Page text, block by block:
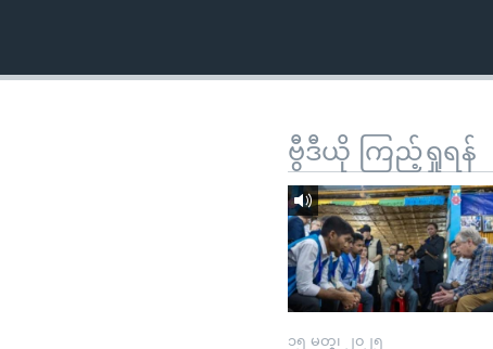
ကျော်
ဗွီဒီယို ကြည့်ရှုရန်
၁၅ မတ္၊ ၂၀၂၅